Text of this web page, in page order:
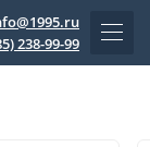
238-99-99